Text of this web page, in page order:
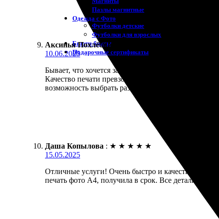
Пазлы магнитные
Одежда с Фото
Футболки детские
Футболки для взрослых
Бьюти-боксы
Подарочные сертификаты
Аксинья Похлёбкина
10.06.2025
Бывает, что хочется запечатлеть важные моменты.
Качество печати превзошло ожидания! Заказ
возможность выбрать разные размеры и
Даша Копылова : ★ ★ ★ ★ ★
15.05.2025
Отличные услуги! Очень быстро и качественно
печать фото А4, получила в срок. Все детали